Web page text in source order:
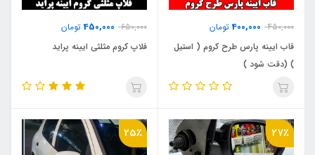
450,000
400,000تومان
قاب ایینه پارس طرح کروم ( استیل
) (دقت شود )
650,000
450,000تومان
فلاپ کروم مثلثی ایینه پراید
27٪ 25٪